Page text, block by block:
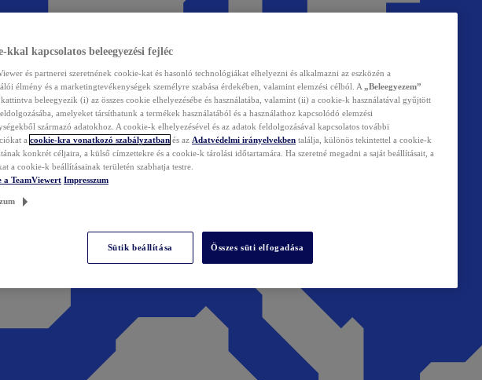
kkal kapcsolatos beleegyezési fejléc
és partnerei szeretnének cookie-kat és hasonló technológiákat elhelyezni és alkalmazni az eszközén a
élmény és a marketingtevékenységek személyre szabása érdekében, valamint elemzési célból. A „Beleegyezem”
beleegyezik (i) az összes cookie elhelyezésébe és használatába, valamint (ii) a cookie-k használatával gyűjtött
amelyeket társíthatunk a termékek használatából és a használathoz kapcsolódó elemzési
származó adatokhoz. A cookie-k elhelyezésével és az adatok feldolgozásával kapcsolatos további
a cookie-kra vonatkozó szabályzatban és az Adatvédelmi irányelvekben találja, különös tekintettel a cookie-k
konkrét céljaira, a külső címzettekre és a cookie-k tárolási időtartamára. Ha szeretné megadni a saját beállításait, a
a cookie-k beállításainak területén szabhatja testre.
a TeamViewert Impresszum
Sütik beállítása Összes süti elfogadása